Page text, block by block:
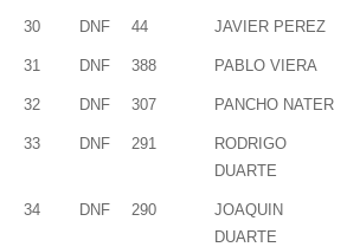
30 DNF 44 JAVIER PEREZ
31 DNF 388 PABLO VIERA
32 DNF 307 PANCHO NATER
33 DNF 291
RODRIGO
DUARTE
34 DNF 290
JOAQUIN
DUARTE